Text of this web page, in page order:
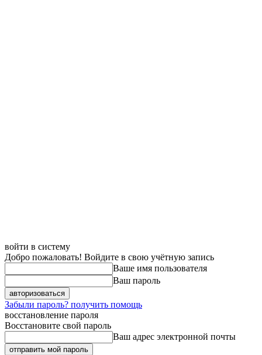
войти в систему
Добро пожаловать! Войдите в свою учётную запись
Ваше имя пользователя
Ваш пароль
Забыли пароль? получить помощь
восстановление пароля
Восстановите свой пароль
Ваш адрес электронной почты